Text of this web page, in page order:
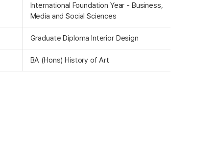
International Foundation Year - Business,
Media and Social Sciences
Graduate Diploma Interior Design
BA (Hons) History of Art